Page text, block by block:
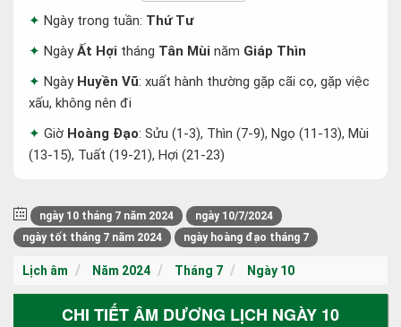
Ngày trong tuần: Thứ Tư
NgàyẤt Hợi tháng Tân Mùi năm Giáp Thìn
Ngày Huyền Vũ: xuất hành thường gặp cãi cọ, gặp việc
xấu, không nên đi
Giờ Hoàng Đạo: Sửu (1-3), Thìn (7-9), Ngọ (11-13), Mùi
(13-15), Tuất (19-21), Hợi (21-23)
ngày 10 tháng 7 năm 2024
ngày 10/7/2024
ngày tốt tháng 7 năm 2024
ngày hoàng đạo tháng 7
Lịch âm Năm 2024 Tháng 7 Ngày 10
CHI TIẾT ÂM DƯƠNG LỊCH NGÀY 10